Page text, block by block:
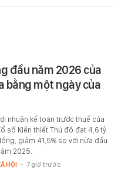
đầu năm 2026 của
bằng một ngày của
nhuận kế toán trước thuế của
số Kiến thiết Thủ đô đạt 4,6 tỷ
giảm 41,5% so với nửa đầu
2025.
HỘI - 7 giờ trước